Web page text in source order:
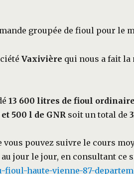
groupée de fioul pour le
Vaxivière qui nous a fait
13 600 litres de fioul ordinaire
500 l de GNR soit un total de
vous pouvez suivre le cours
jour le jour, en consultant ce
haute-vienne-87-